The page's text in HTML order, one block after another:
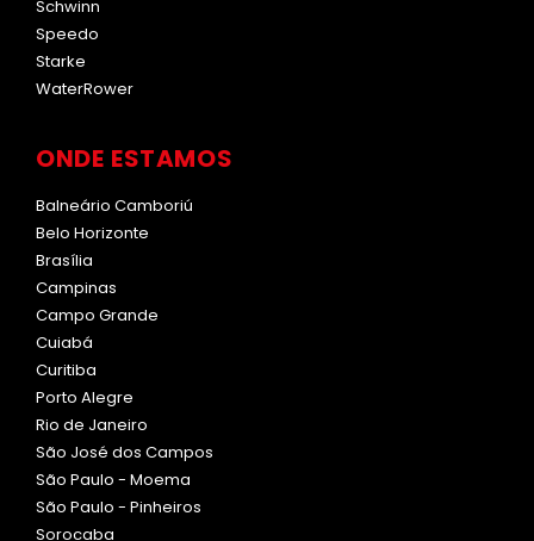
Schwinn
Speedo
Starke
WaterRower
ONDE ESTAMOS
Balneário Camboriú
Belo Horizonte
Brasília
Campinas
Campo Grande
Cuiabá
Curitiba
Porto Alegre
Rio de Janeiro
São José dos Campos
São Paulo - Moema
São Paulo - Pinheiros
Sorocaba